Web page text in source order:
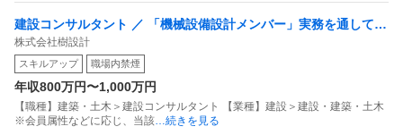
建設コンサルタント ／ 「機械設備設計メンバー」実務を通して一
生モノの「改修設計」スキルを習得／官公庁案件100％（学校や図
書館等）／土日祝休
株式会社樹設計
スキルアップ 職場内禁煙
年収800万円〜1,000万円
【職種】建築・土木＞建設コンサルタント 【業種】建設＞建設・建築・土木
※会員属性などに応じ、当該…続きを見る